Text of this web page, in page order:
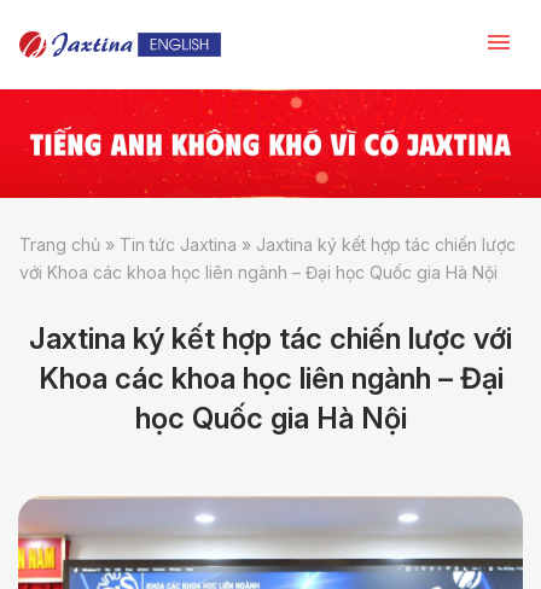
Trang chủ » Tin tức Jaxtina » Jaxtina ký kết hợp tác chiến lược
với Khoa các khoa học liên ngành – Đại học Quốc gia Hà Nội
Jaxtina ký kết hợp tác chiến lược với
Khoa các khoa học liên ngành – Đại
học Quốc gia Hà Nội